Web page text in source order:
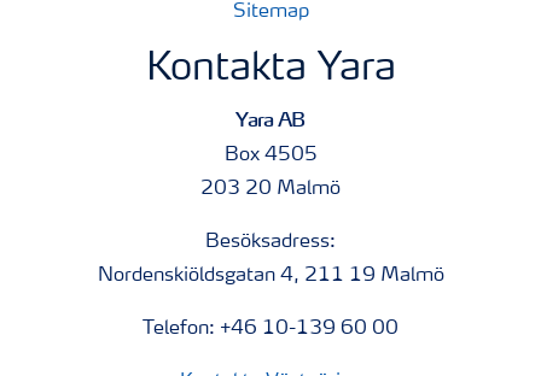
Sitemap
Kontakta Yara
Yara AB
Box 4505
203 20 Malmö
Besöksadress:
Nordenskiöldsgatan 4, 211 19 Malmö
Telefon: +46 10-139 60 00